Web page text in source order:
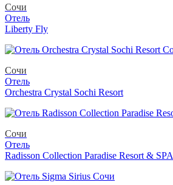
Сочи
Отель
Liberty Fly
Сочи
Отель
Orchestra Crystal Sochi Resort
Сочи
Отель
Radisson Collection Paradise Resort & SPA